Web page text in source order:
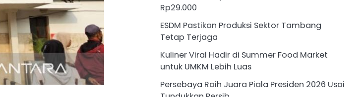
Rp29.000
ESDM Pastikan Produksi Sektor Tambang
Tetap Terjaga
Kuliner Viral Hadir di Summer Food Market
untuk UMKM Lebih Luas
Persebaya Raih Juara Piala Presiden 2026 Usai